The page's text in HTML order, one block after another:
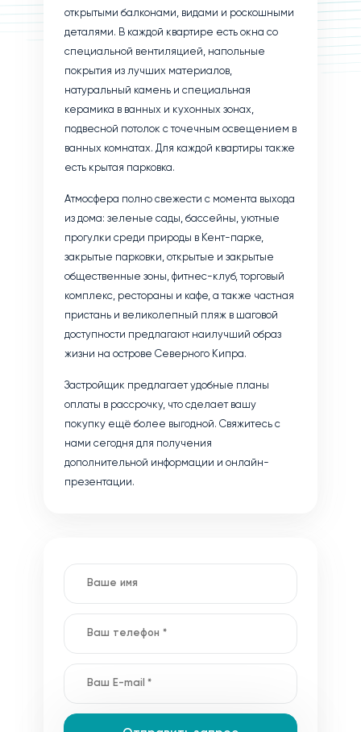
открытыми балконами, видами и роскошными
деталями. В каждой квартире есть окна со
специальной вентиляцией, напольные
покрытия из лучших материалов,
натуральный камень и специальная
керамика в ванных и кухонных зонах,
подвесной потолок с точечным освещением в
ванных комнатах. Для каждой квартиры также
есть крытая парковка.
Атмосфера полно свежести с момента выхода
из дома: зеленые сады, бассейны, уютные
прогулки среди природы в Кент-парке,
закрытые парковки, открытые и закрытые
общественные зоны, фитнес-клуб, торговый
комплекс, рестораны и кафе, а также частная
пристань и великолепный пляж в шаговой
доступности предлагают наилучший образ
жизни на острове Северного Кипра.
Застройщик предлагает удобные планы
оплаты в рассрочку, что сделает вашу
покупку ещё более выгодной. Свяжитесь с
нами сегодня для получения
дополнительной информации и онлайн-
презентации.